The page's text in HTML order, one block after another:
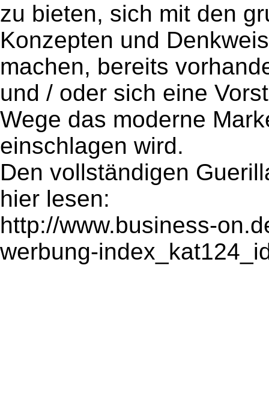
zu bieten, sich mit den
Konzepten und
machen, bereits
und / oder sich eine
Wege das moderne
einschlagen wird.
Den vollständigen
hier lesen:
http://www.business-
werbung-